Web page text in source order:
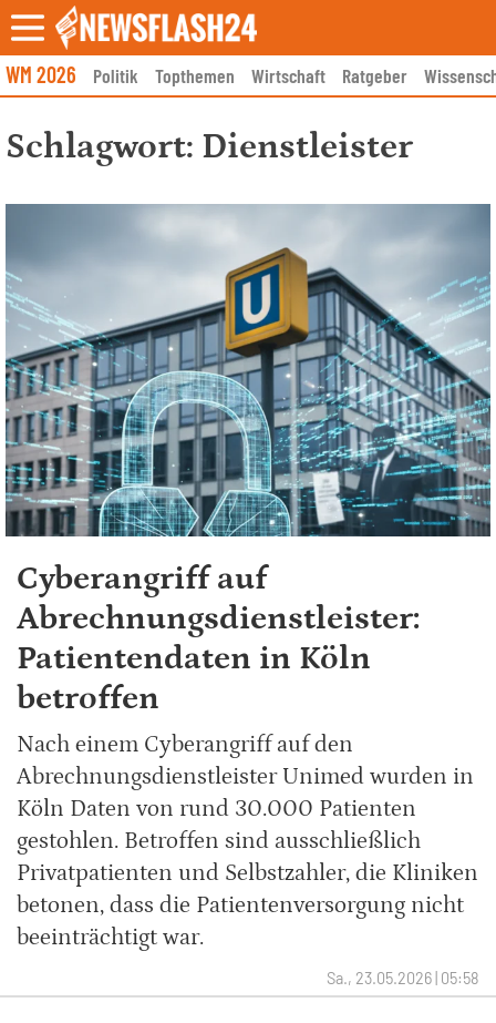
Skip
to
content
WM 2026 Politik Topthemen Wirtschaft Ratgeber
Schlagwort: Dienstleister
Cyberangriff auf
Abrechnungsdienstleister:
Patientendaten in Köln
betroffen
Nach einem Cyberangriff auf den
Abrechnungsdienstleister Unimed wurden in
Köln Daten von rund 30.000 Patienten
gestohlen. Betroffen sind ausschließlich
Privatpatienten und Selbstzahler, die Kliniken
betonen, dass die Patientenversorgung nicht
beeinträchtigt war.
Sa., 23.05.2026 | 05:58